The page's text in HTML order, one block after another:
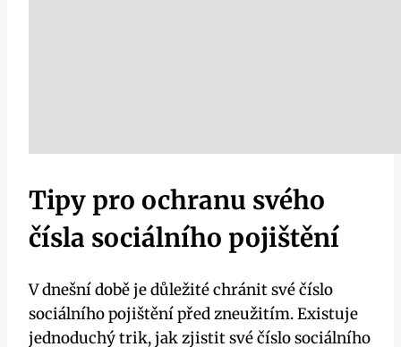
Tipy pro ochranu svého
čísla sociálního pojištění
V dnešní době je důležité chránit své číslo
sociálního pojištění před zneužitím. Existuje
jednoduchý trik, jak zjistit své číslo sociálního